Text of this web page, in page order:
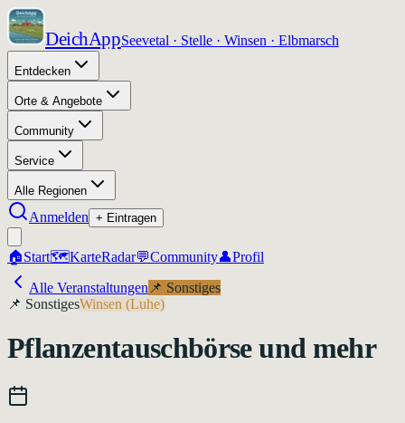
DeichAppSeevetal · Stelle · Winsen · Elbmarsch
Entdecken
Orte & Angebote
Community
Service
Alle Regionen
Anmelden + Eintragen
🏠Start🗺️KarteRadar💬Community👤Profil
Alle Veranstaltungen 📌 Sonstiges
📌 SonstigesWinsen (Luhe)
Pflanzentauschbörse und mehr